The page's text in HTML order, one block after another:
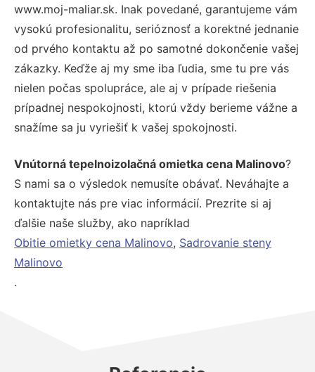
www.moj-maliar.sk. Inak povedané, garantujeme vám
vysokú profesionalitu, serióznosť a korektné jednanie
od prvého kontaktu až po samotné dokončenie vašej
zákazky. Keďže aj my sme iba ľudia, sme tu pre vás
nielen počas spolupráce, ale aj v prípade riešenia
prípadnej nespokojnosti, ktorú vždy berieme vážne a
snažíme sa ju vyriešiť k vašej spokojnosti.
Vnútorná tepelnoizolačná omietka cena Malinovo?
S nami sa o výsledok nemusíte obávať. Neváhajte a
kontaktujte nás pre viac informácií. Prezrite si aj
ďalšie naše služby, ako napríklad
Obitie omietky cena Malinovo, Sadrovanie steny
Malinovo
.